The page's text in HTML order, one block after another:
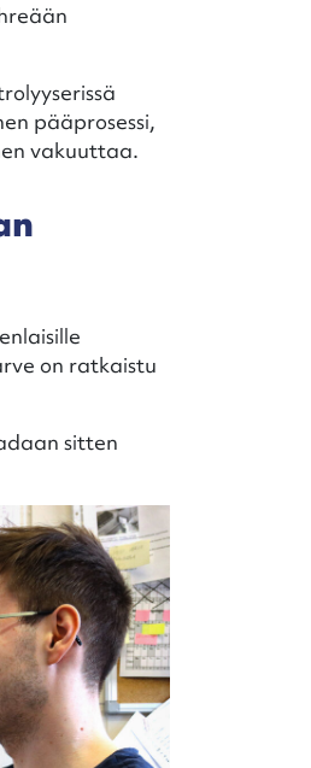
pääprosessi,
vakuuttaa.
on ratkaistu
sitten